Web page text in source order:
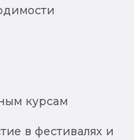
курсам
в фестивалях и